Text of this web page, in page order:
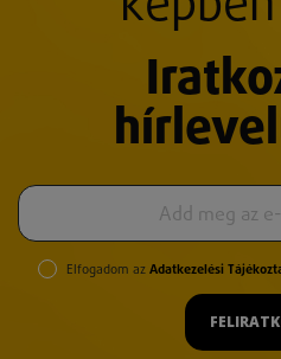
Elfogadom az Adatkezelési